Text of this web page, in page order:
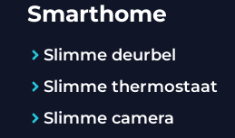
Smarthome
Slimme deurbel
Slimme thermostaat
Slimme camera